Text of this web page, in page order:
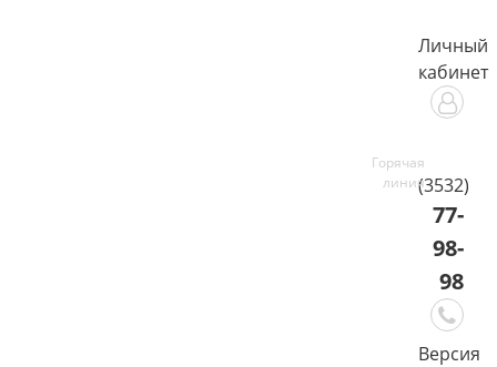
Личный
кабинет
(3532)
77-
98-
98
Версия